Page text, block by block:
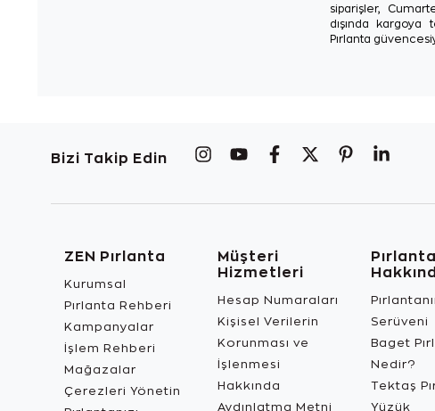
siparişler,
dışında kargoya
Pırlanta
Bizi Takip Edin
ZEN Pırlanta
Kurumsal
Pırlanta Rehberi
Kampanyalar
İşlem Rehberi
Mağazalar
Çerezleri Yönetin
Müşteri
Hizmetleri
Hesap Numaraları
Kişisel Verilerin
Korunması ve
İşlenmesi
Hakkında
Aydınlatma Metni
Pırlanta
Serüveni
Baget
Nedir?
Tektaş
Yüzük